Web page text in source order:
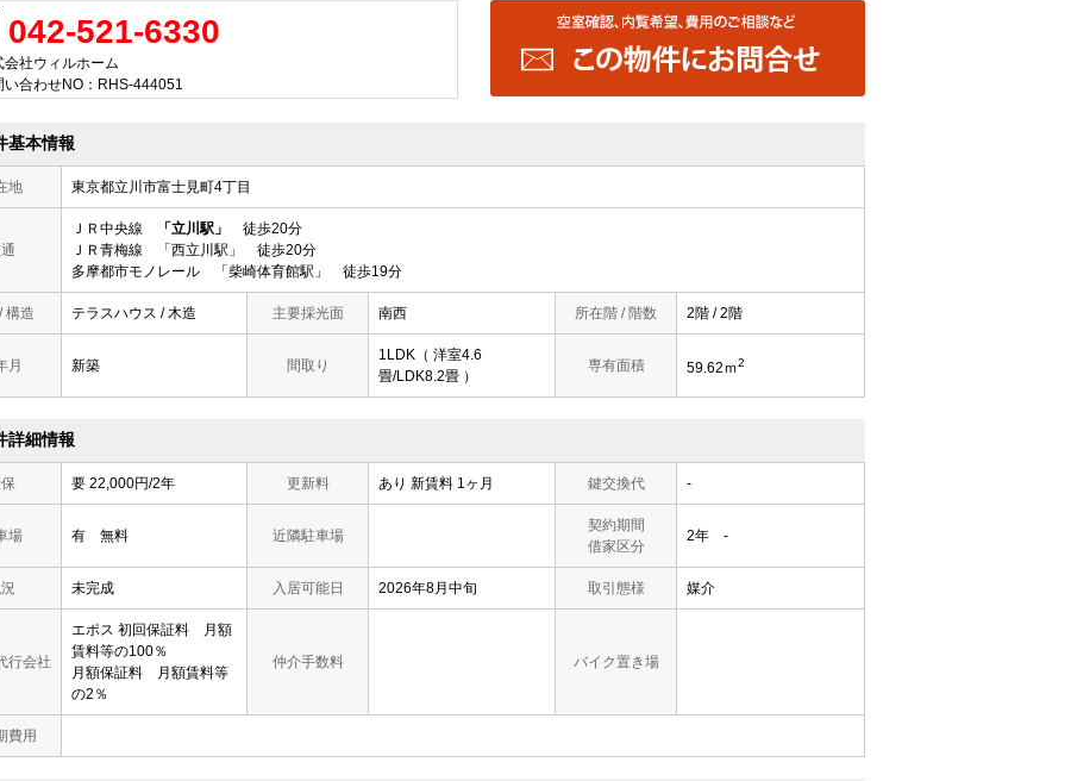
042-521-6330
会社ウィルホーム
い合わせNO：RHS-444051
基本情報
地 東京都立川市富士見町4丁目
ＪＲ中央線 「立川駅」
徒歩20分
ＪＲ青梅線 「西立川駅」 徒歩20分
多摩都市モノレール 「柴崎体育館駅」 徒歩19分
構造 テラスハウス / 木造 主要採光面 南西 所在階 / 階数 2階 / 2階
月 新築 間取り
1LDK（ 洋室4.6
畳/LDK8.2畳 ）
専有面積 59.62ｍ2
詳細情報
要 22,000円/2年 更新料 あり 新賃料 1ヶ月 鍵交換代 -
場 有 無料 近隣駐車場
契約期間
借家区分
2年 -
未完成 入居可能日 2026年8月中旬 取引態様 媒介
行会社
エポス 初回保証料 月額
賃料等の100％
月額保証料 月額賃料等
の2％
仲介手数料 バイク置き場
費用